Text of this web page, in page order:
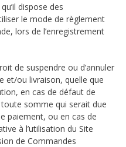
dispose des
le mode de règlement
lors de l’enregistrement
de suspendre ou d’annuler
et/ou livraison, quelle que
en cas de défaut de
somme qui serait due
paiement, ou en cas de
à l’utilisation du Site
de Commandes